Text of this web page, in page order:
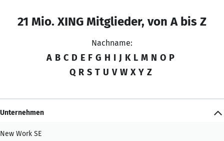
21 Mio. XING Mitglieder, von A bis Z
Nachname:
A B C D E F G H I J K L M N O P
Q R S T U V W X Y Z
Unternehmen
New Work SE